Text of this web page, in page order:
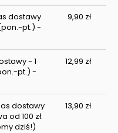
dostawy
pt.) -
9,90 zł
- 1
pt.) -
12,99 zł
dostawy
od 100 zł.
dziś!)
13,90 zł